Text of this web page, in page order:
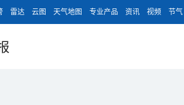
雷达 云图 天气地图 专业产品 资讯 视频 节气